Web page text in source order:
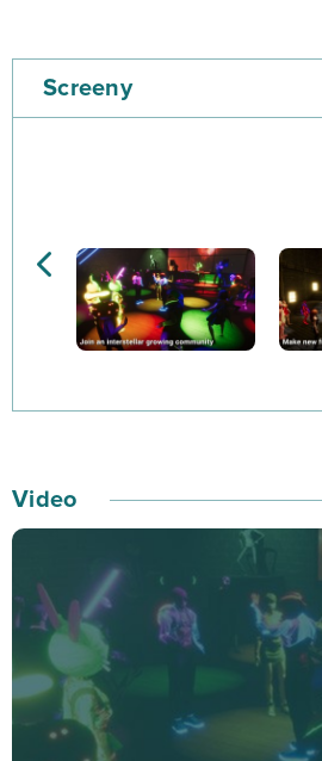
VR pozwala na zbudowanie
rzeczywistości wirtualnej. Możesz
na… żywo! Nic zatem nie stoi na
stworzyć swoją własną planetę,
dyskotekę, pub czy nawet
się ukryć, że możliwości kreacji w
zakupionymi w specjalnym Sansar
stworzonymi… samodzielnie.
elementy można później wrzucić
użytkownicy mogli z nich
nieco stare, dobre Imvu.
Screeny
Video